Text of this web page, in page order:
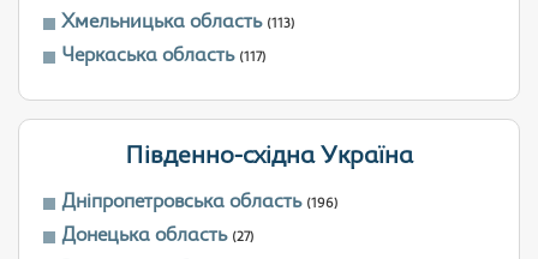
Хмельницька область (113)
Черкаська область (117)
Південно-східна Україна
Дніпропетровська область (196)
Донецька область (27)